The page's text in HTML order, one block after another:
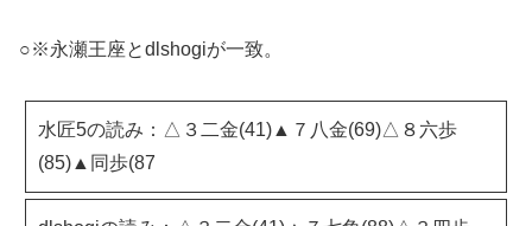
○※永瀬王座とdlshogiが一致。
水匠5の読み：△３二金(41)▲７八金(69)△８六歩
(85)▲同歩(87